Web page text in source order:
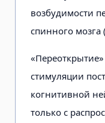
возбудимости
спинного мозга
стимуляции
когнитивной
только с